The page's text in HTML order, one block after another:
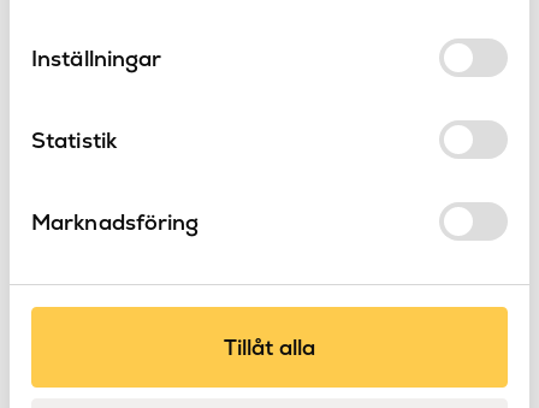
Inställningar
Statistik
Marknadsföring
Tillåt alla
i serien Tesina